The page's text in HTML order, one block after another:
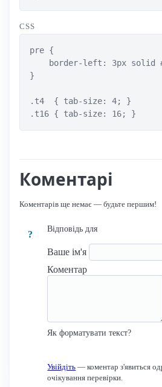
CSS
pre {
border-left: 3px solid
}
.t4  { tab-size: 4; }
.t16 { tab-size: 16; }
Коментарі
Коментарів ще немає — будьте першим!
?
Відповідь для
Ваше ім'я
Коментар
Як форматувати текст?
Увійдіть — коментар з'явиться
очікування перевірки.